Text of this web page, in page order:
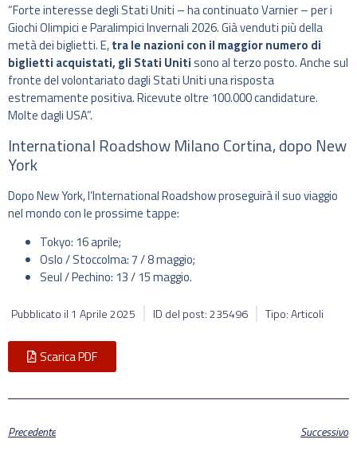
“Forte interesse degli Stati Uniti – ha continuato Varnier – per i
Giochi Olimpici e Paralimpici Invernali 2026. Già venduti più della
metà dei biglietti. E,tra le nazioni con il maggior numero di
biglietti acquistati, gli Stati Unitisono al terzo posto. Anche sul
fronte del volontariato dagli Stati Uniti una risposta
estremamente positiva. Ricevute oltre 100.000 candidature.
Molte dagli USA”.
International Roadshow Milano Cortina, dopo New
York
Dopo New York, l’International Roadshow proseguirà il suo viaggio
nel mondo con le prossime tappe:
Tokyo: 16 aprile;
Oslo / Stoccolma: 7 / 8 maggio;
Seul / Pechino: 13 / 15 maggio.
Pubblicato il 1 Aprile 2025 ID del post: 235496 Tipo: Articoli
Scarica PDF
Precedente Successivo